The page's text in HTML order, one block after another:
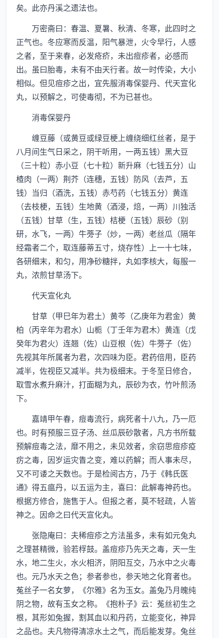
矣。此亦丹溪之遗法也。
万密斋曰：春温、夏暑、秋清、冬寒，此四时之
正气也。冬应寒而反温，阳气暴泄，火令早行，人感
之者，至于来春，必发疮疥，未出痘疹者，必感而
出。虽曰胎毒，未有不由天行者。故一时传染，大小
相似。但见痘疹之出，宜先服消毒保婴丹、代天宣化
丸，以预解之，可使毒彻，不为已甚也。
消毒保婴丹
缠豆藤（或黄豆或绿豆梗上缠绕细红丝者，是于
八月间生气日采之，阴干听用，一两五钱）黑大豆
（三十粒）赤小豆（七十粒）新升麻（七钱五分）山
楂肉（一两）荆芥（连穗，五钱）防风（去芦，五
钱）当归（酒洗，五钱）赤芍药（七钱五分）黄连
（去枝梗，五钱）生地黄（酒浸，焙，一两）川独活
（五钱）甘草（生，五钱）桔梗（五钱）辰砂（别
研，水飞，一两）牛蒡子（炒，一两）老丝瓜（隔年
经霜者二个，取连藤蒂五寸，烧存性）上一十七味，
各研细末，和匀，用净砂糖拌，丸如李核大，每服一
丸，浓煎甘草汤下。
代天宣化丸
甘草（甲巳年为君土）黄芩（乙庚年为君金）黄
柏（丙辛年为君水）山栀（丁壬年为君木）黄连（戊
癸年为君火）连翘（佐）山豆根（佐）牛蒡子（佐）
先视其年所属者为君，次四味为臣。君药倍用，臣药
减半，佐视臣又减半。共为极细末。于冬至日修合，
取雪水煮升麻汁，打面糊为丸，辰砂为衣，竹叶煎汤
下。
嘉靖甲午春，痘毒流行，病死者十八九，乃一厄
也。时有预服三豆子汤、丝瓜辰砂散者，凡方书所载
预解痘毒之法，靡不用之，未见效者，余窃思痘疹疫
疠之毒，因岁运灾眚之变，难以药解；而人事未尽，
又不可诿之天数也。于是检阅古方，乃于《韩氏医
通》得五瘟丹，以五运为主，喜曰：此解毒神药也。
根据方修合，施售于人。但报之者，莫不轻疏，人皆
神之。因命之曰代天宣化丸。
张隐庵曰：夫稀痘疹之方法虽多，未有如元兔丸
之理甚精微，验若桴鼓。盖痘疹乃先天之毒，天一生
水，地二生火，水火相济，阴阳互交，乃水中之火毒
也。元乃水天之色；参者参也，参天地之化育者也。
菟丝子一名女萝，《尔雅》名为玉女。盖兔乃月魄纯
阴之物，故有玉女之称。《抱朴子》云：菟丝初生之
根，其形如兔握，割其血以和丹药，立能变化，神异
之品也。夫凡物得清凉水土之气，而后能发芽。兔丝